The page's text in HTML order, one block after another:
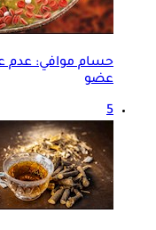
حسام موافي: عدم
عضو
5